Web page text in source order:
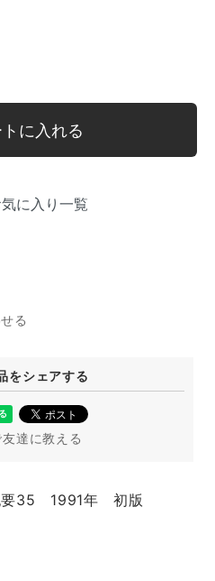
に入れる
に入り一覧
る
をシェアする
友達に教える
要35 1991年 初版